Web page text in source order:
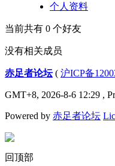
个人资料
当前共有 0 个好友
没有相关成员
赤足者论坛( 沪ICP备
GMT+8, 2026-8-6 12:29 ,
Powered by 赤足者论坛
回顶部